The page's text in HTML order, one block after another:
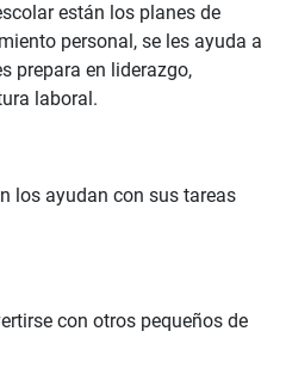
están los planes de
personal, se les ayuda a
prepara en liderazgo,
laboral.
los ayudan con sus tareas
con otros pequeños de